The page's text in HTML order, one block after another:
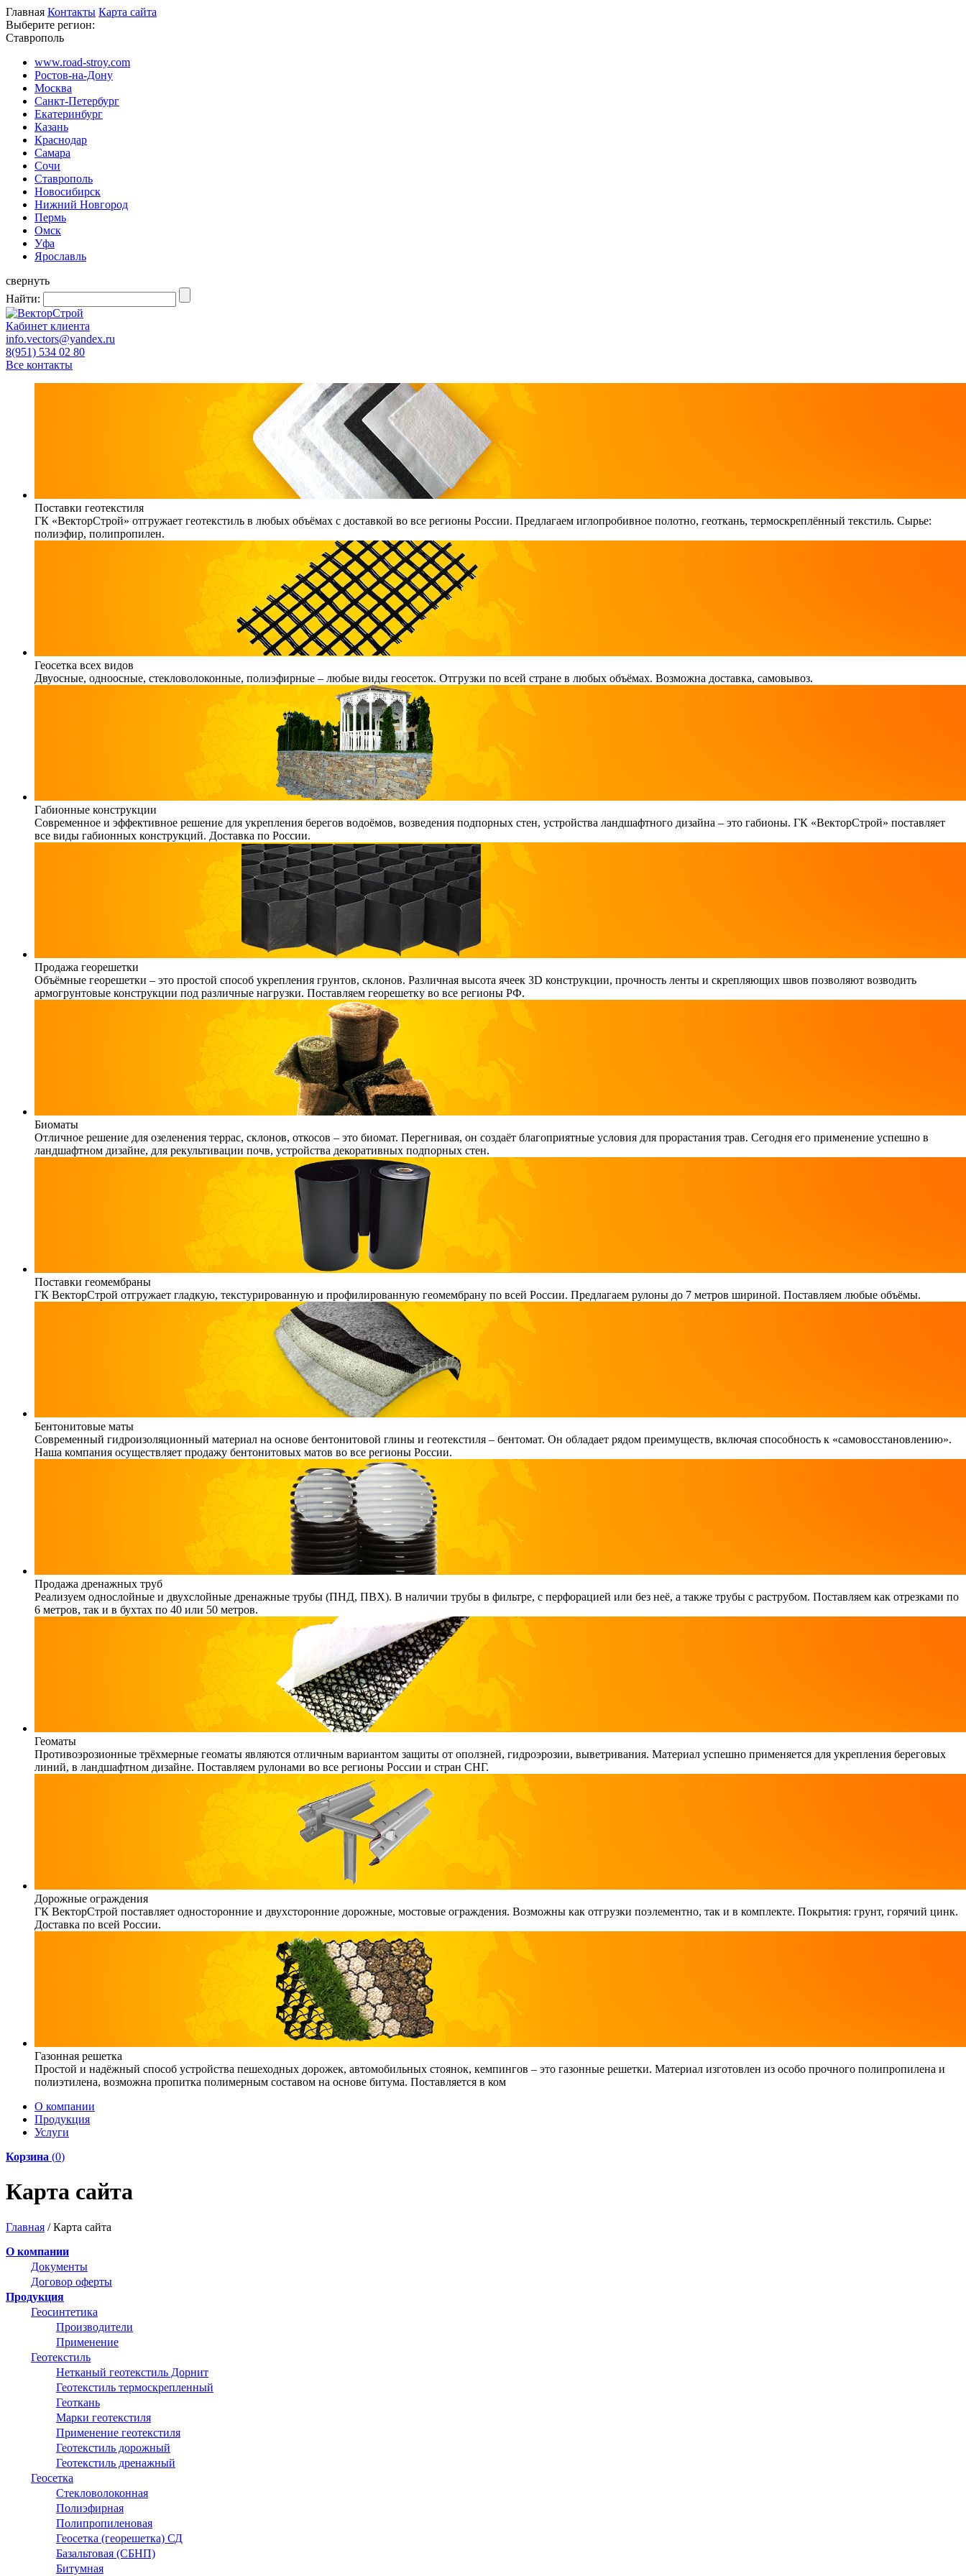
Главная Контакты Карта сайта
Выберите регион:
Ставрополь
www.road-stroy.com
Ростов-на-Дону
Москва
Санкт-Петербург
Екатеринбург
Казань
Краснодар
Самара
Сочи
Ставрополь
Новосибирск
Нижний Новгород
Пермь
Омск
Уфа
Ярославль
свернуть
Найти:
Кабинет клиента
info.vectors@yandex.ru
8(951) 534 02 80
Все контакты
Поставки геотекстиля
ГК «ВекторСтрой» отгружает геотекстиль в любых объёмах с доставкой во все регионы России. Предлагаем иглопробивное полотно, геоткань, термоскреплённый текстиль. Сырье:
полиэфир, полипропилен.
Геосетка всех видов
Двуосные, одноосные, стекловолоконные, полиэфирные – любые виды геосеток. Отгрузки по всей стране в любых объёмах. Возможна доставка, самовывоз.
Габионные конструкции
Современное и эффективное решение для укрепления берегов водоёмов, возведения подпорных стен, устройства ландшафтного дизайна – это габионы. ГК «ВекторСтрой» поставляет
все виды габионных конструкций. Доставка по России.
Продажа георешетки
Объёмные георешетки – это простой способ укрепления грунтов, склонов. Различная высота ячеек 3D конструкции, прочность ленты и скрепляющих швов позволяют возводить
армогрунтовые конструкции под различные нагрузки. Поставляем георешетку во все регионы РФ.
Биоматы
Отличное решение для озеленения террас, склонов, откосов – это биомат. Перегнивая, он создаёт благоприятные условия для прорастания трав. Сегодня его применение успешно в
ландшафтном дизайне, для рекультивации почв, устройства декоративных подпорных стен.
Поставки геомембраны
ГК ВекторСтрой отгружает гладкую, текстурированную и профилированную геомембрану по всей России. Предлагаем рулоны до 7 метров шириной. Поставляем любые объёмы.
Бентонитовые маты
Современный гидроизоляционный материал на основе бентонитовой глины и геотекстиля – бентомат. Он обладает рядом преимуществ, включая способность к «самовосстановлению».
Наша компания осуществляет продажу бентонитовых матов во все регионы России.
Продажа дренажных труб
Реализуем однослойные и двухслойные дренажные трубы (ПНД, ПВХ). В наличии трубы в фильтре, с перфорацией или без неё, а также трубы с раструбом. Поставляем как отрезками по
6 метров, так и в бухтах по 40 или 50 метров.
Геоматы
Противоэрозионные трёхмерные геоматы являются отличным вариантом защиты от оползней, гидроэрозии, выветривания. Материал успешно применяется для укрепления береговых
линий, в ландшафтном дизайне. Поставляем рулонами во все регионы России и стран СНГ.
Дорожные ограждения
ГК ВекторСтрой поставляет односторонние и двухсторонние дорожные, мостовые ограждения. Возможны как отгрузки поэлементно, так и в комплекте. Покрытия: грунт, горячий цинк.
Доставка по всей России.
Газонная решетка
Простой и надёжный способ устройства пешеходных дорожек, автомобильных стоянок, кемпингов – это газонные решетки. Материал изготовлен из особо прочного полипропилена и
полиэтилена, возможна пропитка полимерным составом на основе битума. Поставляется в ком
О компании
Продукция
Услуги
Корзина (0)
Карта сайта
Главная / Карта сайта
О компании
Документы
Договор оферты
Продукция
Геосинтетика
Производители
Применение
Геотекстиль
Нетканый геотекстиль Дорнит
Геотекстиль термоскрепленный
Геоткань
Марки геотекстиля
Применение геотекстиля
Геотекстиль дорожный
Геотекстиль дренажный
Геосетка
Стекловолоконная
Полиэфирная
Полипропиленовая
Геосетка (георешетка) СД
Базальтовая (СБНП)
Битумная